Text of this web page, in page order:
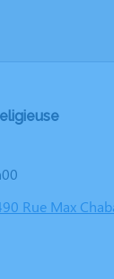
Rue Max